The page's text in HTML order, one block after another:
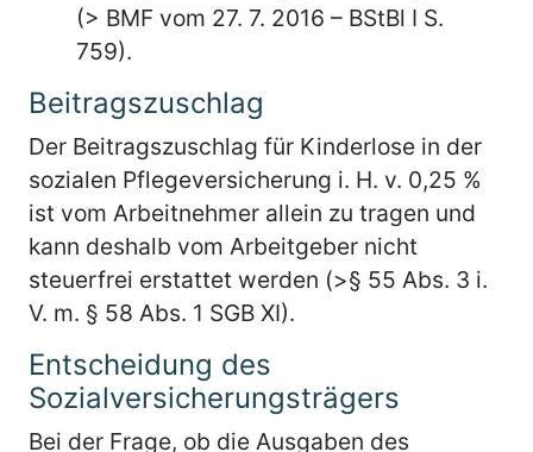
(> BMF vom 27. 7. 2016 – BStBl I S.
759).
Beitragszuschlag
Der Beitragszuschlag für Kinderlose in der
sozialen Pflegeversicherung i. H. v. 0,25 %
ist vom Arbeitnehmer allein zu tragen und
kann deshalb vom Arbeitgeber nicht
steuerfrei erstattet werden (>§ 55 Abs. 3 i.
V. m. § 58 Abs. 1 SGB XI).
Entscheidung des
Sozialversicherungsträgers
Bei der Frage, ob die Ausgaben des